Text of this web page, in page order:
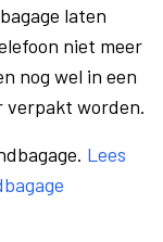
laten
niet meer
nog wel in een
verpakt worden.
Lees